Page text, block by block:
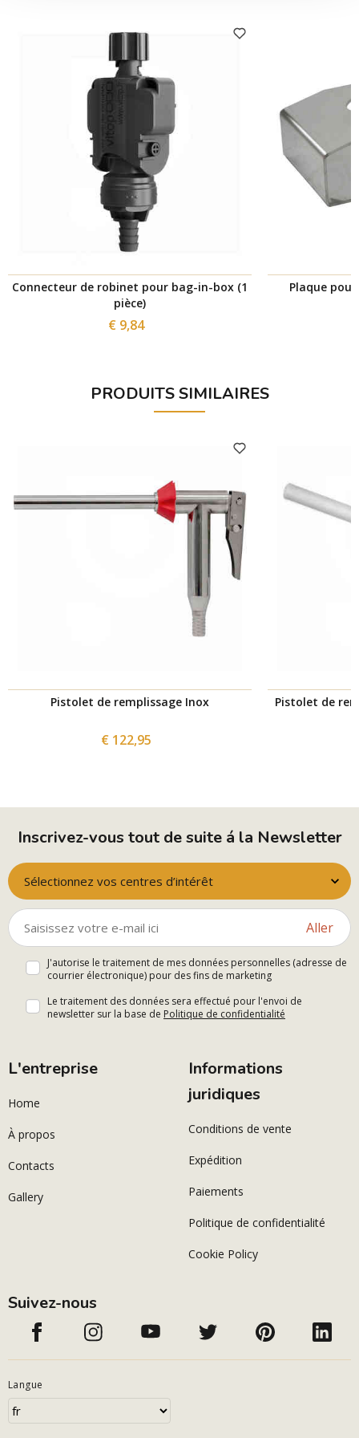
Connecteur de robinet pour bag-in-box (1
pièce)
€ 9,84
Plaque
PRODUITS SIMILAIRES
Pistolet de remplissage Inox
€ 122,95
Pistolet de
Inscrivez-vous tout de suite á la Newsletter
Sélectionnez vos centres d’intérêt
Aller
J'autorise le traitement de mes données personnelles (adresse de
courrier électronique) pour des fins de marketing
Le traitement des données sera effectué pour l'envoi de
newsletter sur la base de Politique de confidentialité
L'entreprise
Home
À propos
Contacts
Gallery
Informations
juridiques
Conditions de vente
Expédition
Paiements
Politique de confidentialité
Cookie Policy
Suivez-nous
Langue